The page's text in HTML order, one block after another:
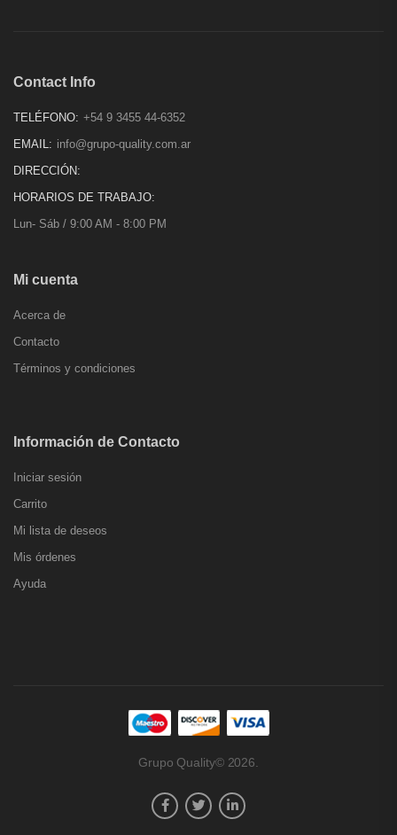
Contact Info
TELÉFONO: +54 9 3455 44-6352
EMAIL: info@grupo-quality.com.ar
DIRECCIÓN:
HORARIOS DE TRABAJO:
Lun- Sáb / 9:00 AM - 8:00 PM
Mi cuenta
Acerca de
Contacto
Términos y condiciones
Información de Contacto
Iniciar sesión
Carrito
Mi lista de deseos
Mis órdenes
Ayuda
Grupo Quality© 2026.